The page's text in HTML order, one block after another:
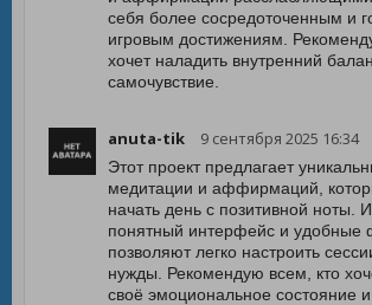
себя более сосредоточенным и
игровым достижениям.
хочет наладить внутренний
самочувствие.
anuta-tik 9 сентября 2025 16:34
Этот проект предлагает
медитации и аффирмаций,
начать день с позитивной ноты.
понятный интерфейс и удобные
позволяют легко настроить
нужды. Рекомендую всем, кто
своё эмоциональное состояние